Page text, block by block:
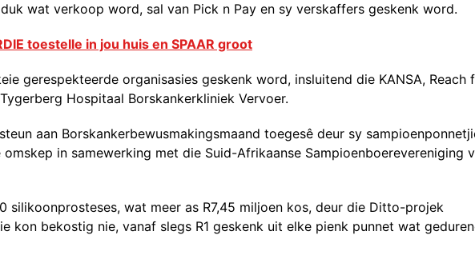
wat verkoop word, sal van Pick n Pay en sy verskaffers geskenk word.
toestelle in jou huis en SPAAR groot
gerespekteerde organisasies geskenk word, insluitend die KANSA, Reach
Hospitaal Borskankerkliniek Vervoer.
aan Borskankerbewusmakingsmaand toegesê deur sy
in samewerking met die Suid-Afrikaanse Sampioenboerevereniging
silikoonprosteses, wat meer as R7,45 miljoen kos, deur die Ditto-projek
kon bekostig nie, vanaf slegs R1 geskenk uit elke pienk punnet wat